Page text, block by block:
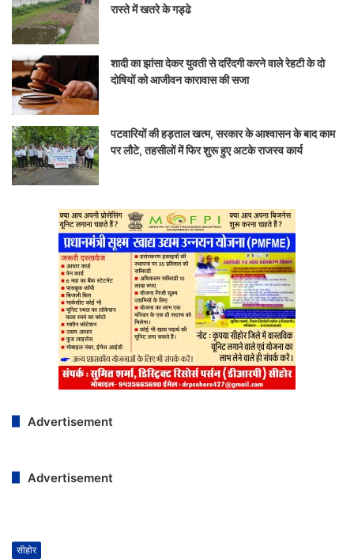
रास्ते में खतरे के गड्ढे
शादी का झांसा देकर युवती से दरिंदगी करने वाले रेहटी के दो
दोषियों को आजीवन कारावास की सजा
पटवारियों की हड़ताल खत्म, सरकार के आश्वासन के बाद काम
पर लौटे, तहसीलों में फिर शुरू हुए अटके राजस्व कार्य
Advertisement
Advertisement